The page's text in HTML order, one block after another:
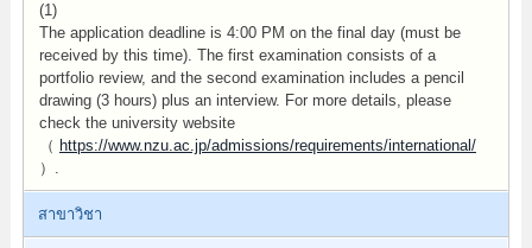
(1)
The application deadline is 4:00 PM on the final day (must be
received by this time). The first examination consists of a
portfolio review, and the second examination includes a pencil
drawing (3 hours) plus an interview. For more details, please
check the university website
（ https://www.nzu.ac.jp/admissions/requirements/international/
）.
สาขาวิชา